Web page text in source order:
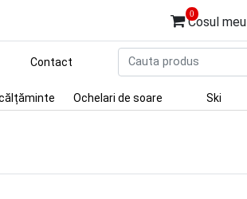
0
Cosul meu
Contact
Ochelari de soare Ski